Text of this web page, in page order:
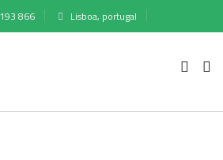
866 Lisboa, portugal